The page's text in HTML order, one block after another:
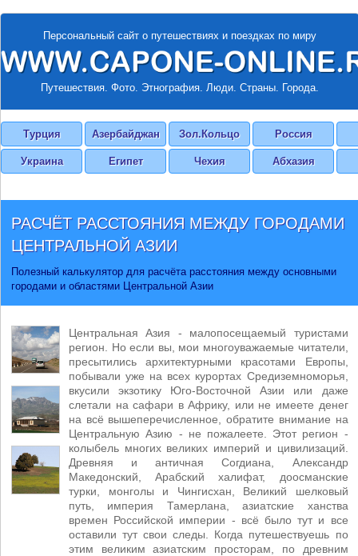
Персональный сайт о путешествиях и поездках по миру
Путешествия. Фото. Этнография. Люди. Страны. Города.
Турция Азербайджан Зол.Кольцо Россия
Украина Египет Чехия Абхазия
РАСЧЁТ РАССТОЯНИЯ МЕЖДУ ГОРОДАМИ
ЦЕНТРАЛЬНОЙ АЗИИ
Полезный калькулятор для расчёта расстояния между основными
городами и областями Центральной Азии
Центральная Азия - малопосещаемый туристами
регион. Но если вы, мои многоуважаемые читатели,
пресытились архитектурными красотами Европы,
побывали уже на всех курортах Средиземноморья,
вкусили экзотику Юго-Восточной Азии или даже
слетали на сафари в Африку, или не имеете денег
на всё вышеперечисленное, обратите внимание на
Центральную Азию - не пожалеете. Этот регион -
колыбель многих великих империй и цивилизаций.
Древняя и античная Согдиана, Александр
Македонский, Арабский халифат, доосманские
турки, монголы и Чингисхан, Великий шелковый
путь, империя Тамерлана, азиатские ханства
времен Российской империи - всё было тут и все
оставили тут свои следы. Когда путешествуешь по
этим великим азиатским просторам, по древним